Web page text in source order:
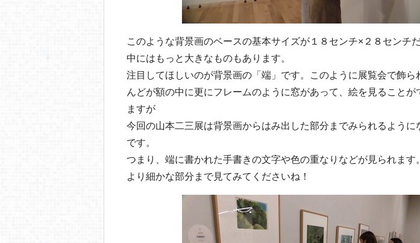
このような背景画のベースの基本サイズが１８センチ×２８センチ
中にはもっと大きなものもあります。
注目してほしいのが背景画の「端」です。このように展覧会で飾ら
んどが額の中に更にフレームのように窓があって、絵を見ることが
ますが
今回の山本二三展は背景画からはみ出した部分までみられるように
です。
つまり、端に書かれた手書きの文字や色の重なりなどが見られます。
より細かな部分まで見てみてくださいね！